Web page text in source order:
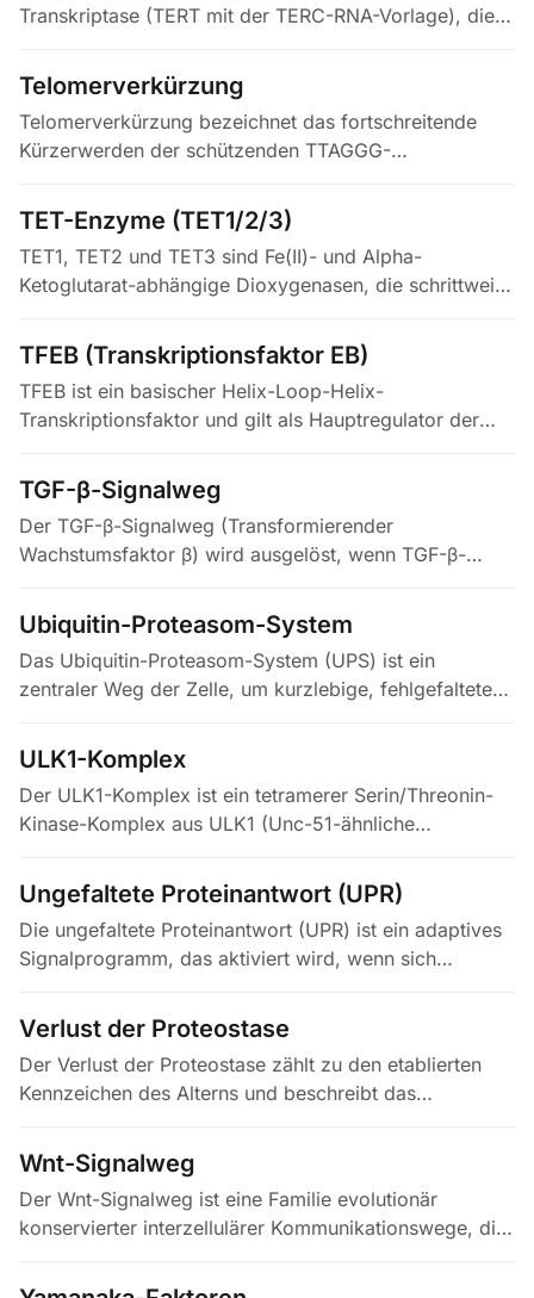
Transkriptase (TERT mit der TERC-RNA-Vorlage), die
anfügt und so der replikativen…
Telomerverkürzung
Telomerverkürzung bezeichnet das fortschreitende
Kürzerwerden der schützenden TTAGGG-
bei jeder Zellteilung, bedingt durch das…
TET-Enzyme (TET1/2/3)
TET1, TET2 und TET3 sind Fe(II)- und Alpha-
Ketoglutarat-abhängige Dioxygenasen, die schrittweise
Hydroxymethylcytosin (5hmC), dann zu…
TFEB (Transkriptionsfaktor EB)
TFEB ist ein basischer Helix-Loop-Helix-
Transkriptionsfaktor und gilt als Hauptregulator der
an das sogenannte CLEAR-Motiv in…
TGF-β-Signalweg
Der TGF-β-Signalweg (Transformierender
Wachstumsfaktor β) wird ausgelöst, wenn TGF-β-
heteromere…
Ubiquitin-Proteasom-System
Das Ubiquitin-Proteasom-System (UPS) ist ein
zentraler Weg der Zelle, um kurzlebige, fehlgefaltete
ergänzt den…
ULK1-Komplex
Der ULK1-Komplex ist ein tetramerer Serin/Threonin-
Kinase-Komplex aus ULK1 (Unc-51-ähnliche
FIP200 sowie den Untereinheiten ATG13…
Ungefaltete Proteinantwort (UPR)
Die ungefaltete Proteinantwort (UPR) ist ein adaptives
Signalprogramm, das aktiviert wird, wenn sich
endoplasmatischen Retikulum (ER)…
Verlust der Proteostase
Der Verlust der Proteostase zählt zu den etablierten
Kennzeichen des Alterns und beschreibt das
Proteinqualitätskontrollsystems. Chaperone arbeiten…
Wnt-Signalweg
Der Wnt-Signalweg ist eine Familie evolutionär
konservierter interzellulärer Kommunikationswege, die
werden, welche an…